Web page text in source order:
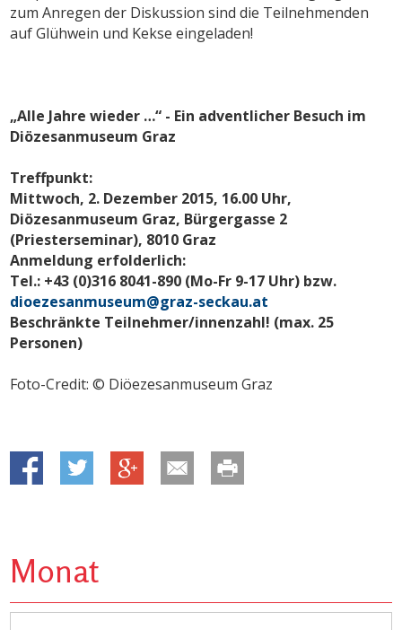
zum Anregen der Diskussion sind die Teilnehmenden
auf Glühwein und Kekse eingeladen!
„Alle Jahre wieder …“ - Ein adventlicher Besuch im
Diözesanmuseum Graz
Treffpunkt:
Mittwoch, 2. Dezember 2015, 16.00 Uhr,
Diözesanmuseum Graz, Bürgergasse 2
(Priesterseminar), 8010 Graz
Anmeldung erfolderlich:
Tel.: +43 (0)316 8041-890 (Mo-Fr 9-17 Uhr) bzw.
dioezesanmuseum@graz-seckau.at
Beschränkte Teilnehmer/innenzahl! (max. 25
Personen)
Foto-Credit: © Diöezesanmuseum Graz
Monat